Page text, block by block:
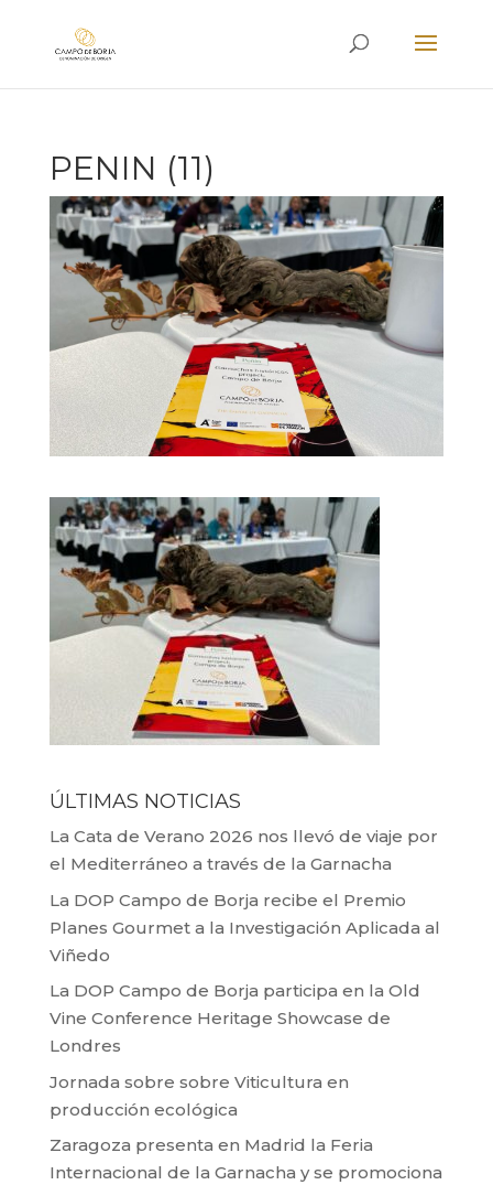
PENIN (11)
ÚLTIMAS NOTICIAS
La Cata de Verano 2026 nos llevó de viaje por
el Mediterráneo a través de la Garnacha
La DOP Campo de Borja recibe el Premio
Planes Gourmet a la Investigación Aplicada al
Viñedo
La DOP Campo de Borja participa en la Old
Vine Conference Heritage Showcase de
Londres
Jornada sobre sobre Viticultura en
producción ecológica
Zaragoza presenta en Madrid la Feria
Internacional de la Garnacha y se promociona